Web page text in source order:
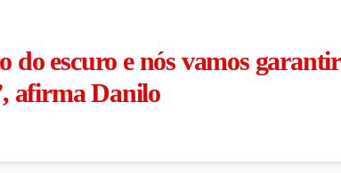
escuro e nós vamos garantir
afirma Danilo